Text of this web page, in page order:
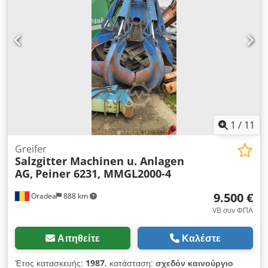
1 / 11
Oradea 888 km
Greifer
Salzgitter Machinen u. Anlagen
AG, Peiner 6231, MMGL2000-4
9.500 €
VB συν ΦΠΑ
Αιτηθείτε Καλέστε
Έτος κατασκευής: 1987, κατάσταση: σχεδόν καινούργιο